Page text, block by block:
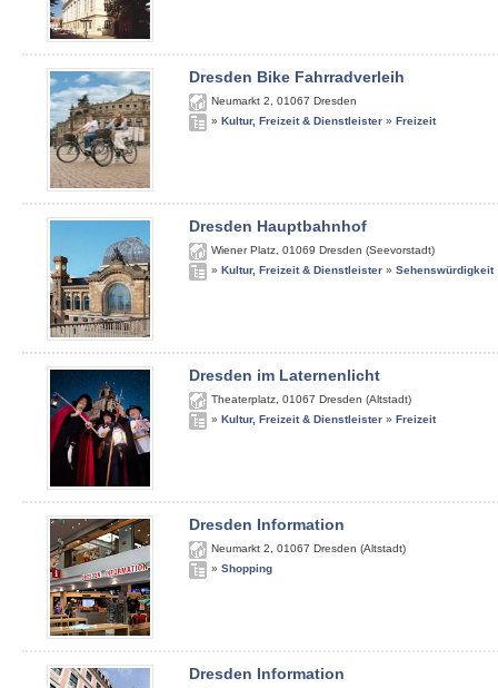
Dresden Bike Fahrradverleih
Neumarkt 2 01067 Dresden
» Kultur, Freizeit & Dienstleister » Freizeit
Dresden Hauptbahnhof
Wiener Platz 01069 Dresden (Seevorstadt)
» Kultur, Freizeit & Dienstleister » Sehenswürdigkeit
Dresden im Laternenlicht
Theaterplatz 01067 Dresden (Altstadt)
» Kultur, Freizeit & Dienstleister » Freizeit
Dresden Information
Neumarkt 2 01067 Dresden (Altstadt)
» Shopping
Dresden Information